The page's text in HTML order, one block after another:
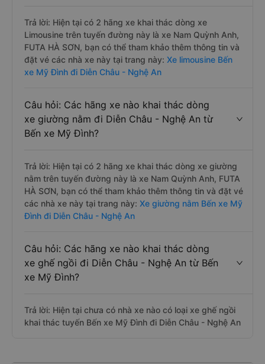
Trả lời: Hiện tại có 2 hãng xe khai thác dòng xe
Limousine trên tuyến đường này là xe Nam Quỳnh Anh,
FUTA HÀ SƠN, bạn có thể tham khảo thêm thông tin và
đặt vé các nhà xe này tại trang này: Xe limousine Bến
xe Mỹ Đình đi Diễn Châu - Nghệ An
Câu hỏi: Các hãng xe nào khai thác dòng
xe giường nằm đi Diễn Châu - Nghệ An từ
Bến xe Mỹ Đình?
Trả lời: Hiện tại có 2 hãng xe khai thác dòng xe giường
nằm trên tuyến đường này là xe Nam Quỳnh Anh, FUTA
HÀ SƠN, bạn có thể tham khảo thêm thông tin và đặt vé
các nhà xe này tại trang này: Xe giường nằm Bến xe Mỹ
Đình đi Diễn Châu - Nghệ An
Câu hỏi: Các hãng xe nào khai thác dòng
xe ghế ngồi đi Diễn Châu - Nghệ An từ Bến
xe Mỹ Đình?
Trả lời: Hiện tại chưa có nhà xe nào có loại xe ghế ngồi
khai thác tuyến Bến xe Mỹ Đình đi Diễn Châu - Nghệ An